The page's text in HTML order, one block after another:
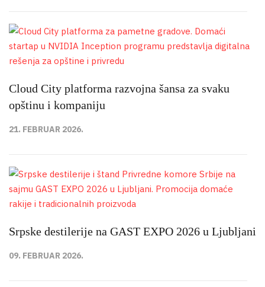
Cloud City platforma razvojna šansa za svaku
opštinu i kompaniju
21. FEBRUAR 2026.
Srpske destilerije na GAST EXPO 2026 u Ljubljani
09. FEBRUAR 2026.